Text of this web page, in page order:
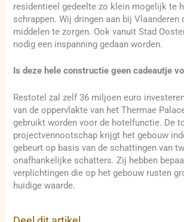
residentieel gedeelte zo klein mogelijk te
schrappen. Wij dringen aan bij Vlaanderen
middelen te zorgen. Ook vanuit Stad
nodig een inspanning gedaan worden.
Is deze hele constructie geen cadeautje
Restotel zal zelf 36 miljoen euro
van de oppervlakte van het Thermae
gebruikt worden voor de hotelfunctie. De
projectvennootschap krijgt het gebouw
gebeurt op basis van de schattingen van
onafhankelijke schatters. Zij hebben
verplichtingen die op het gebouw rusten
huidige waarde.